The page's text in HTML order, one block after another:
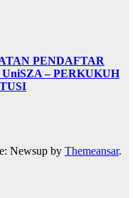
PENDAFTAR
– PERKUKUH
Newsup by Themeansar.